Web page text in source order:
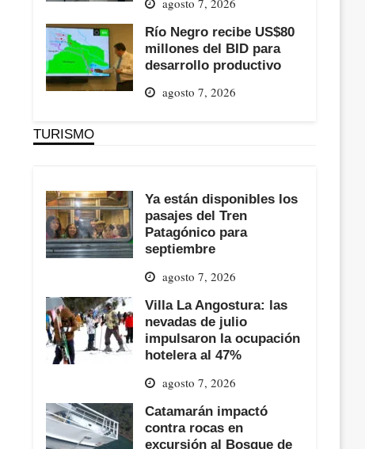
Río Negro recibe US$80
millones del BID para
desarrollo productivo
agosto 7, 2026
TURISMO
Ya están disponibles los
pasajes del Tren
Patagónico para
septiembre
agosto 7, 2026
Villa La Angostura: las
nevadas de julio
impulsaron la ocupación
hotelera al 47%
agosto 7, 2026
Catamarán impactó
contra rocas en
excursión al Bosque de